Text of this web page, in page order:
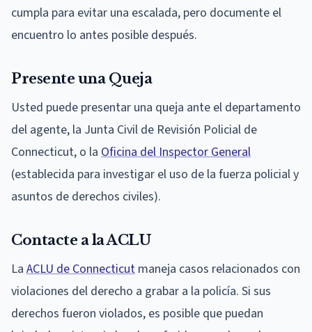
cumpla para evitar una escalada, pero documente el
encuentro lo antes posible después.
Presente una Queja
Usted puede presentar una queja ante el departamento
del agente, la Junta Civil de Revisión Policial de
Connecticut, o la Oficina del Inspector General
(establecida para investigar el uso de la fuerza policial y
asuntos de derechos civiles).
Contacte a la ACLU
La ACLU de Connecticut maneja casos relacionados con
violaciones del derecho a grabar a la policía. Si sus
derechos fueron violados, es posible que puedan